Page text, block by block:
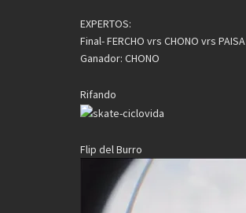
EXPERTOS:
Final- FERCHO vrs CHONO vrs PAISA
Ganador: CHONO
Rifando
Flip del Burro